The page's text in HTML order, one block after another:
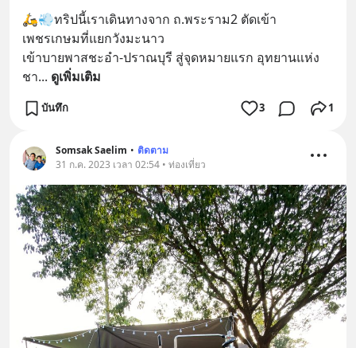
🛵💨ทริปนี้เราเดินทางจาก ถ.พระราม2 ตัดเข้า
เพชรเกษมที่แยกวังมะนาว
เข้าบายพาสชะอำ-ปราณบุรี สู่จุดหมายแรก อุทยานแห่ง
ชา... ดูเพิ่มเติม
บันทึก 3 1
Somsak Saelim • ติดตาม
31 ก.ค. 2023 เวลา 02:54 • ท่องเที่ยว